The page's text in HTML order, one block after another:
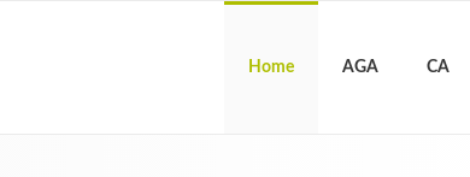
Home AGA CA